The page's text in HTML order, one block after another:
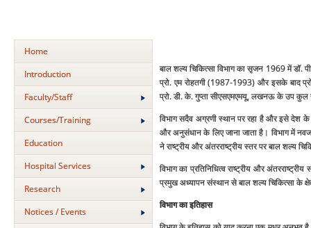
Home
Introduction
Faculty/Staff
Courses/Training
Education
Hospital Services
Research
Notices / Events
बाल शल्‍य चिकित्‍सा विभाग का सृजन 1969 में डॉ.
प्रो. एम रोहतगी (1987-1993) और इसके बाद
प्रो. डी. के. गुप्‍ता सीएसएमएमयू, लखनऊ के उप
विभाग सदैव अग्रणी स्‍थान पर रहा है और इसे देश के
और अनुसंधान के लिए जाना जाता है। विभाग में
ने राष्‍ट्रीय और अंतरराष्‍ट्रीय स्‍तर पर बाल शल्‍य
विभाग का प्रतिनिधित्‍व राष्‍ट्रीय और
प्रमुख अध्‍यापन संस्‍थान से बाल शल्‍य चिकित्‍सा के
विभाग का इतिहास